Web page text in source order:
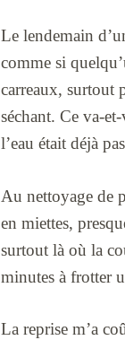
Le lendemain
comme si
carreaux, surtout
séchant. Ce va-
l’eau était déjà
Au nettoyage de
en miettes,
surtout là où la
minutes à frotter
La reprise m’a